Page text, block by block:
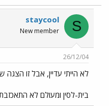
S
staycool
New member
26/12/04
לא הייתי עדיין, אבל זו הצגה
בית-לסין ומעולם לא